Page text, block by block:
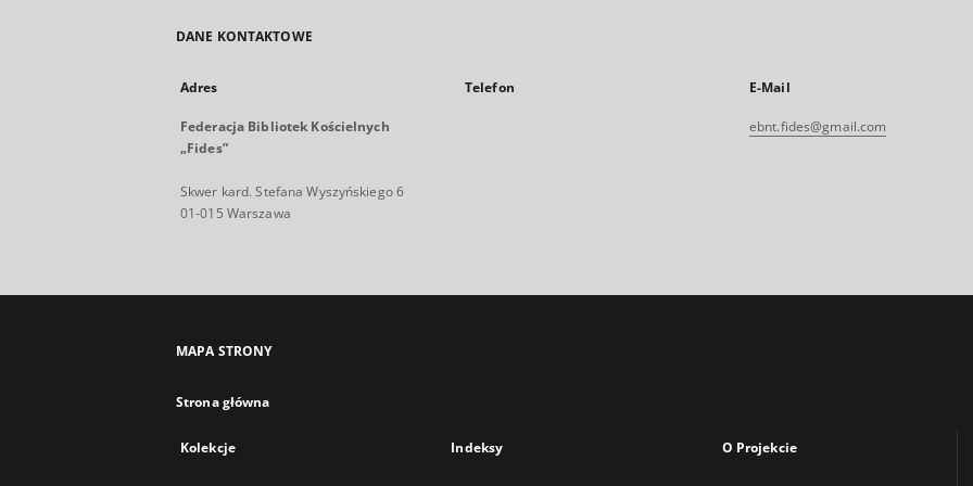
DANE KONTAKTOWE
Adres
Federacja Bibliotek Kościelnych
„Fides”
Skwer kard. Stefana Wyszyńskiego 6
01-015 Warszawa
Telefon E-Mail
ebnt.fides@gmail.com
MAPA STRONY
Strona główna
Kolekcje Indeksy O Projekcie